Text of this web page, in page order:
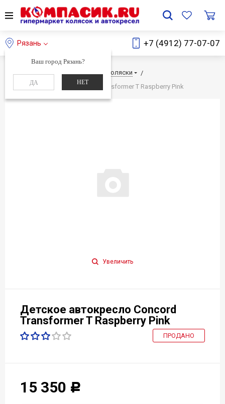
Рязань
Ваш город Рязань?
ДА НЕТ
+7 (4912) 77-07-07
Главная Каталог
Детские коляски
Детское автокресло Concord Transformer T Raspberry Pink
Увеличить
Детское автокресло Concord
Transformer T Raspberry Pink
ПРОДАНО
15 350 Р